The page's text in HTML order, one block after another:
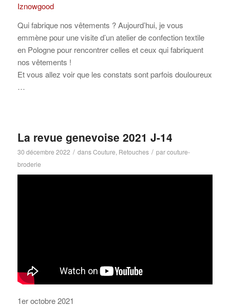
Iznowgood
Qui fabrique nos vêtements ? Aujourd’hui, je vous
emmène pour une visite d’un atelier de confection textile
en Pologne pour rencontrer celles et ceux qui fabriquent
nos vêtements !
Et vous allez voir que les constats sont parfois douloureux
…
La revue genevoise 2021 J-14
30 décembre 2022 / dansCouture, Retouches / parcouture-
broderie
1er octobre 2021